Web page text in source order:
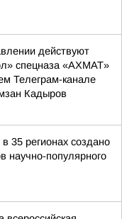
действуют
спецназа «АХМАТ»
Телеграм-канале
Кадыров
35 регионах создано
научно-популярного